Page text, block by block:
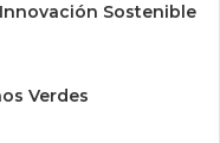
Sostenible
Verdes